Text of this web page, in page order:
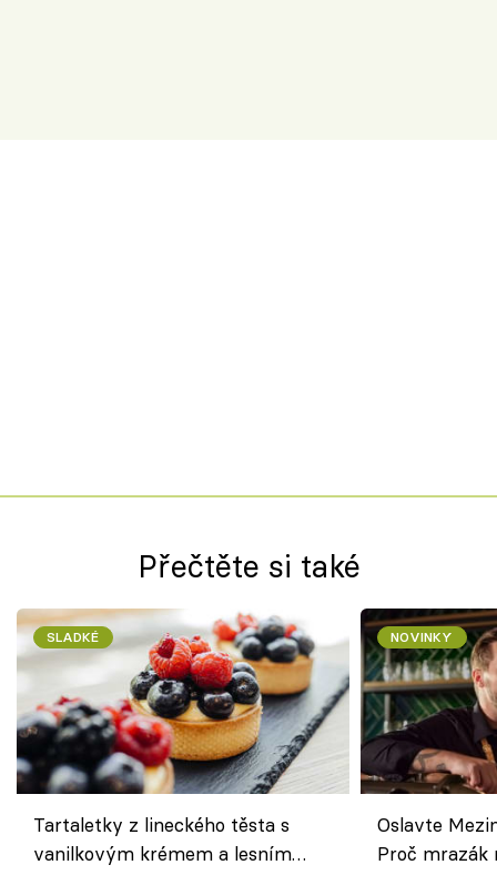
Přečtěte si také
SLADKÉ
Tartaletky z lineckého těsta s
vanilkovým krémem a lesním
NOVINKY
Oslavte
Proč